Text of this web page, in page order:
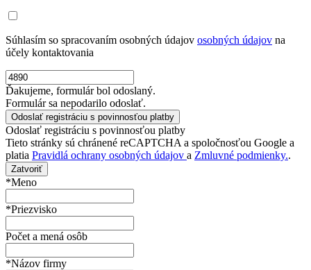
Súhlasím so spracovaním osobných údajov osobných údajov na
účely kontaktovania
Ďakujeme, formulár bol odoslaný.
Formulár sa nepodarilo odoslať.
Odoslať registráciu s povinnosťou platby
Tieto stránky sú chránené reCAPTCHA a spoločnosťou Google a
platia Pravidlá ochrany osobných údajov a Zmluvné podmienky..
Zatvoriť
*Meno
*Priezvisko
Počet a mená osôb
*Názov firmy